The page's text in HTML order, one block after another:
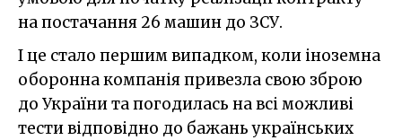
на постачання 26 машин до ЗСУ.
І це стало першим випадком, коли іноземна
оборонна компанія привезла свою зброю
до України та погодилась на всі можливі
тести відповідно до бажань українських